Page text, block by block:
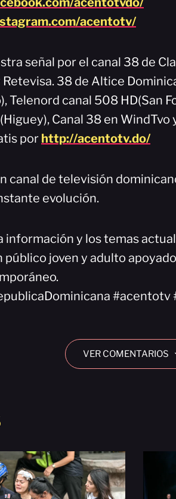
acentotv/
señal por el canal 38 de
38 de Altice
Telenord canal 508 HD(San
Canal 38 en WindTvo
por http://acentotv.do/
canal de televisión
evolución.
información y los temas
joven y adulto
#acentotv
VER COMENTARIOS